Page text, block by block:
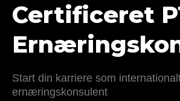
Certificeret
Start din karriere som
ernæringskonsulent